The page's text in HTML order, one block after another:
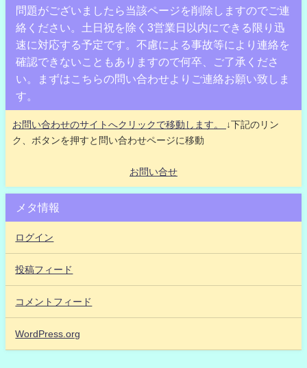
問題がございましたら当該ページを削除しますのでご連
絡ください。土日祝を除く3営業日以内にできる限り迅
速に対応する予定です。不慮による事故等により連絡を
確認できないこともありますので何卒、ご了承くださ
い。まずはこちらの問い合わせよりご連絡お願い致しま
す。
お問い合わせのサイトへクリックで移動します。
↓下記のリン
ク、ボタンを押すと問い合わせページに移動
お問い合せ
メタ情報
ログイン
投稿フィード
コメントフィード
WordPress.org